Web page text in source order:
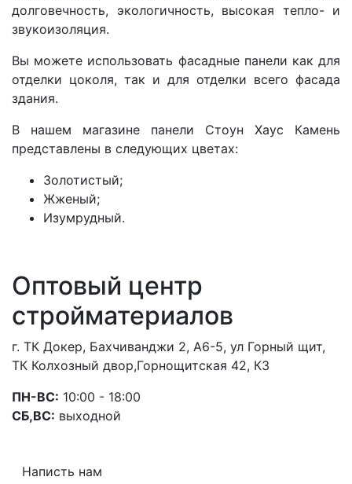
долговечность, экологичность, высокая тепло- и
звукоизоляция.
Вы можете использовать фасадные панели как для
отделки цоколя, так и для отделки всего фасада
здания.
В нашем магазине панели Стоун Хаус Камень
представлены в следующих цветах:
Золотистый;
Жженый;
Изумрудный.
Оптовый центр
стройматериалов
г. ТК Докер, Бахчиванджи 2, А6-5, ул Горный щит,
ТК Колхозный двор,Горнощитская 42, К3
ПН-ВС: 10:00 - 18:00
СБ,ВС: выходной
Написть нам